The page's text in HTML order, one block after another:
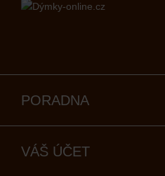
PORADNA
VÁŠ ÚČET